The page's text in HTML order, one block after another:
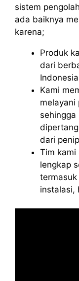
sistem
ada baiknya
karena;
Produk
dari
Kami
melayani
dari
Tim kami
lengkap
instalasi,